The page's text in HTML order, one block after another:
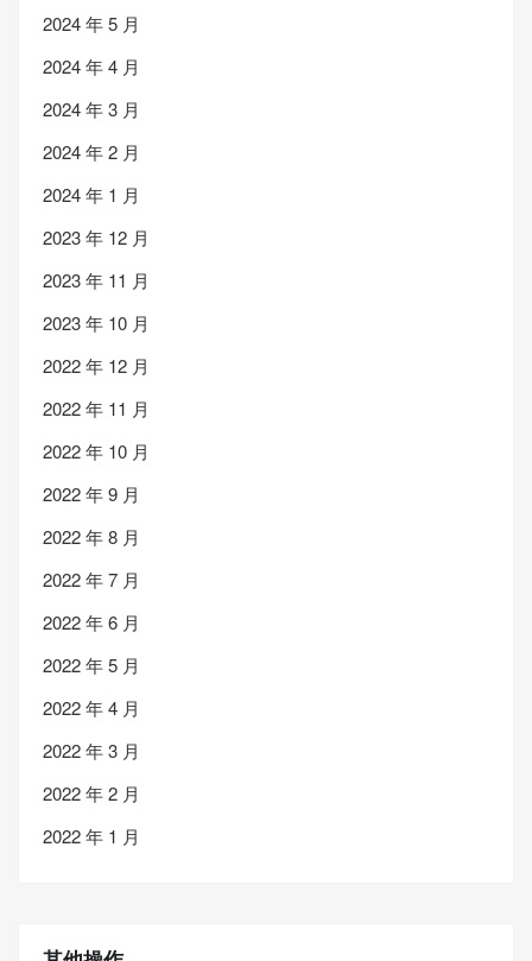
2024 年 5 月
2024 年 4 月
2024 年 3 月
2024 年 2 月
2024 年 1 月
2023 年 12 月
2023 年 11 月
2023 年 10 月
2022 年 12 月
2022 年 11 月
2022 年 10 月
2022 年 9 月
2022 年 8 月
2022 年 7 月
2022 年 6 月
2022 年 5 月
2022 年 4 月
2022 年 3 月
2022 年 2 月
2022 年 1 月